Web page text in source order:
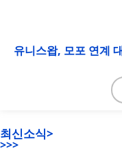
유니스왑, 모포 연계
최신소식>
>>>